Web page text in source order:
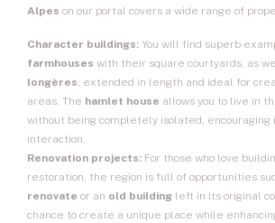
Alpes on our portal covers a wide range of
Character buildings: You will find superb
farmhouses with their square courtyards, as
longères, extended in length and ideal for
areas. The hamlet house allows you to live in
without being completely isolated, encouraging
interaction.
Renovation projects: For those who love
restoration, the region is full of opportunities
renovate or an old building left in its original
chance to create a unique place while